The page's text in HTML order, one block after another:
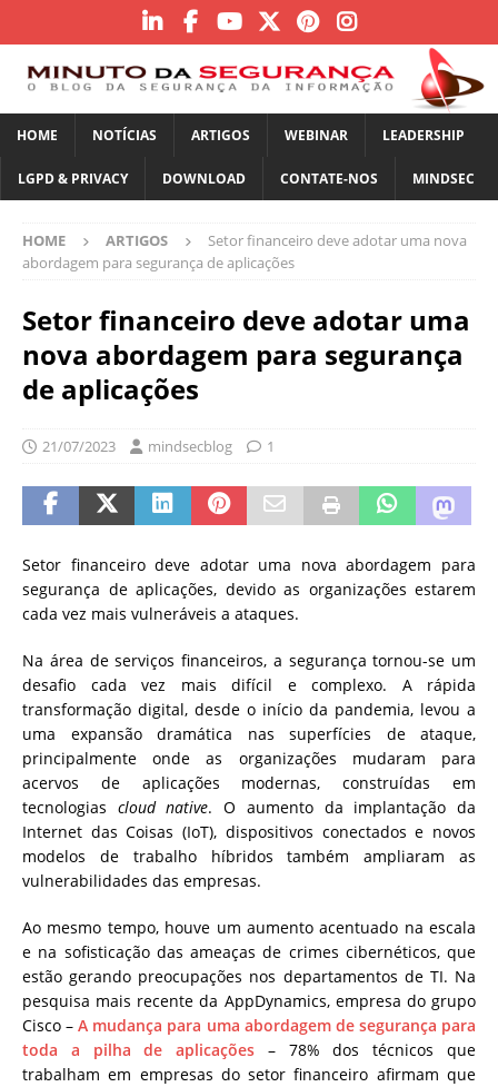
HOME NOTÍCIAS ARTIGOS WEBINAR LEADERSHIP
LGPD & PRIVACY DOWNLOAD CONTATE-NOS MINDSEC
HOME ARTIGOS
Setor financeiro deve adotar uma nova
abordagem para segurança de aplicações
Setor financeiro deve adotar uma
nova abordagem para segurança
de aplicações
21/07/2023 mindsecblog 1
Setor financeiro deve adotar uma nova abordagem para
segurança de aplicações, devido as organizações estarem
cada vez mais vulneráveis a ataques.
Na área de serviços financeiros, a segurança tornou-se um
desafio cada vez mais difícil e complexo. A rápida
transformação digital, desde o início da pandemia, levou a
uma expansão dramática nas superfícies de ataque,
principalmente onde as organizações mudaram para
acervos de aplicações modernas, construídas em
tecnologias cloud native. O aumento da implantação da
Internet das Coisas (IoT), dispositivos conectados e novos
modelos de trabalho híbridos também ampliaram as
vulnerabilidades das empresas.
Ao mesmo tempo, houve um aumento acentuado na escala
e na sofisticação das ameaças de crimes cibernéticos, que
estão gerando preocupações nos departamentos de TI. Na
pesquisa mais recente da AppDynamics, empresa do grupo
Cisco –A mudança para uma abordagem de segurança para
toda a pilha de aplicações – 78% dos técnicos que
trabalham em empresas do setor financeiro afirmam que